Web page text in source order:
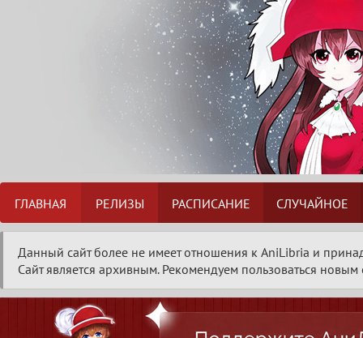
ГЛАВНАЯ РЕЛИЗЫ РАСПИСАНИЕ СЛУЧАЙНОЕ
Данный сайт более не имеет отношения к AniLibria и
Сайт является архивным. Рекомендуем пользоваться